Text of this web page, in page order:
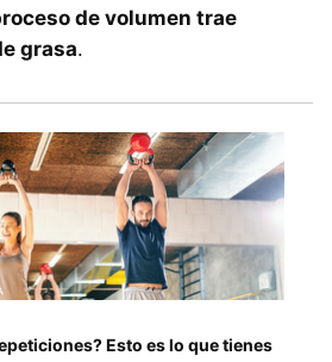
de volumen trae
grasa.
Esto es lo que tienes